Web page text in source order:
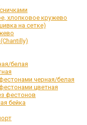
хлопковое кружево
на сетке)
белая
черная/белая
цветная
фестонов
бейка